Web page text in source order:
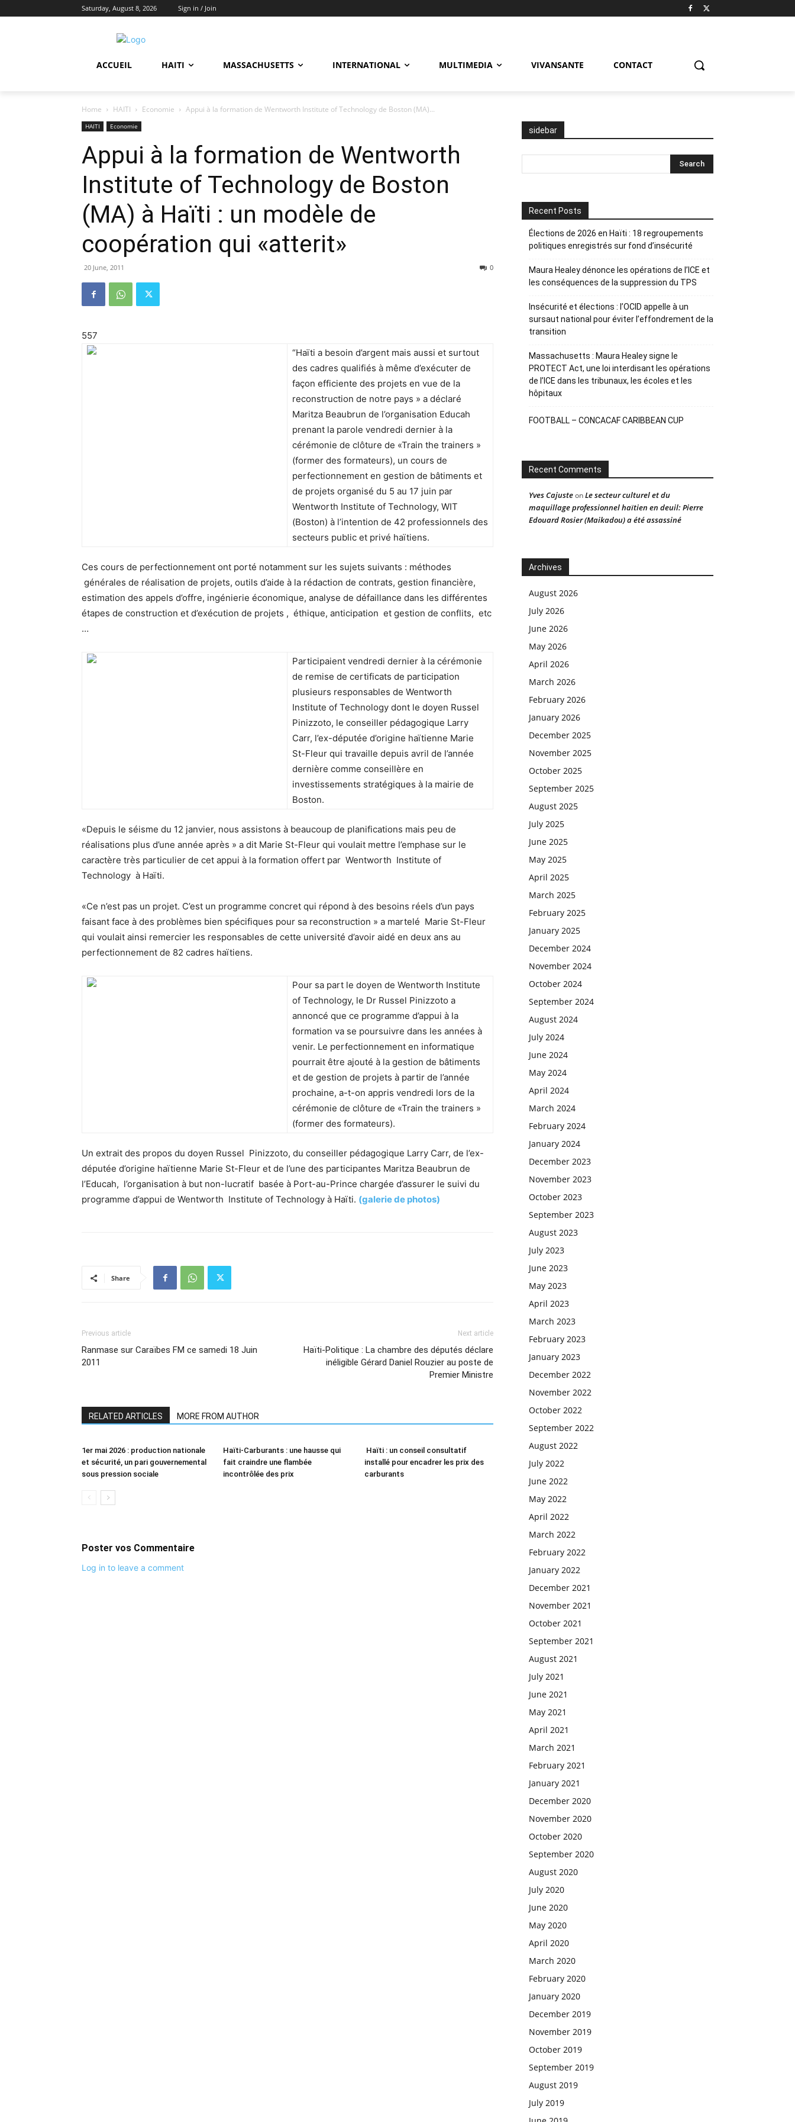
Saturday, August 8, 2026 Sign in / Join
ACCUEIL HAITI MASSACHUSETTS INTERNATIONAL MULTIMEDIA VIVANSANTE CONTACT
Home HAITI Economie Appui à la formation de Wentworth Institute of Technology de Boston (MA)...
HAITI Economie
Appui à la formation de Wentworth
Institute of Technology de Boston
(MA) à Haïti : un modèle de
coopération qui «atterit»
20 June, 2011 0
557
“Haïti a besoin d’argent mais aussi et surtout
des cadres qualifiés à même d’exécuter de
façon efficiente des projets en vue de la
reconstruction de notre pays » a déclaré
Maritza Beaubrun de l’organisation Educah
prenant la parole vendredi dernier à la
cérémonie de clôture de «Train the trainers »
(former des formateurs), un cours de
perfectionnement en gestion de bâtiments et
de projets organisé du 5 au 17 juin par
Wentworth Institute of Technology, WIT
(Boston) à l’intention de 42 professionnels des
secteurs public et privé haïtiens.
Ces cours de perfectionnement ont porté notamment sur les sujets suivants : méthodes
générales de réalisation de projets, outils d’aide à la rédaction de contrats, gestion financière,
estimation des appels d’offre, ingénierie économique, analyse de défaillance dans les différentes
étapes de construction et d’exécution de projets , éthique, anticipation et gestion de conflits, etc
…
Participaient vendredi dernier à la cérémonie
de remise de certificats de participation
plusieurs responsables de Wentworth
Institute of Technology dont le doyen Russel
Pinizzoto, le conseiller pédagogique Larry
Carr, l’ex-députée d’origine haïtienne Marie
St-Fleur qui travaille depuis avril de l’année
dernière comme conseillère en
investissements stratégiques à la mairie de
Boston.
«Depuis le séisme du 12 janvier, nous assistons à beaucoup de planifications mais peu de
réalisations plus d’une année après » a dit Marie St-Fleur qui voulait mettre l’emphase sur le
caractère très particulier de cet appui à la formation offert par Wentworth Institute of
Technology à Haïti.
«Ce n’est pas un projet. C’est un programme concret qui répond à des besoins réels d’un pays
faisant face à des problèmes bien spécifiques pour sa reconstruction » a martelé Marie St-Fleur
qui voulait ainsi remercier les responsables de cette université d’avoir aidé en deux ans au
perfectionnement de 82 cadres haïtiens.
Pour sa part le doyen de Wentworth Institute
of Technology, le Dr Russel Pinizzoto a
annoncé que ce programme d’appui à la
formation va se poursuivre dans les années à
venir. Le perfectionnement en informatique
pourrait être ajouté à la gestion de bâtiments
et de gestion de projets à partir de l’année
prochaine, a-t-on appris vendredi lors de la
cérémonie de clôture de «Train the trainers »
(former des formateurs).
Un extrait des propos du doyen Russel Pinizzoto, du conseiller pédagogique Larry Carr, de l’ex-
députée d’origine haïtienne Marie St-Fleur et de l’une des participantes Maritza Beaubrun de
l’Educah, l’organisation à but non-lucratif basée à Port-au-Prince chargée d’assurer le suivi du
programme d’appui de Wentworth Institute of Technology à Haïti. (galerie de photos)
Share
Previous article
Ranmase sur Caraïbes FM ce samedi 18 Juin
2011
Next article
Haïti-Politique : La chambre des députés déclare
inéligible Gérard Daniel Rouzier au poste de
Premier Ministre
RELATED ARTICLES MORE FROM AUTHOR
1er mai 2026 : production nationale
et sécurité, un pari gouvernemental
sous pression sociale
Haïti-Carburants : une hausse qui
fait craindre une flambée
incontrôlée des prix
Haïti : un conseil consultatif
installé pour encadrer les prix des
carburants
Poster vos Commentaire
Log in to leave a comment
sidebar
Recent Posts
Élections de 2026 en Haïti : 18 regroupements
politiques enregistrés sur fond d’insécurité
Maura Healey dénonce les opérations de l’ICE et
les conséquences de la suppression du TPS
Insécurité et élections : l’OCID appelle à un
sursaut national pour éviter l’effondrement de la
transition
Massachusetts : Maura Healey signe le
PROTECT Act, une loi interdisant les opérations
de l’ICE dans les tribunaux, les écoles et les
hôpitaux
FOOTBALL – CONCACAF CARIBBEAN CUP
Recent Comments
Yves CajusteonLe secteur culturel et du
maquillage professionnel haïtien en deuil: Pierre
Edouard Rosier (Maikadou) a été assassiné
Archives
August 2026
July 2026
June 2026
May 2026
April 2026
March 2026
February 2026
January 2026
December 2025
November 2025
October 2025
September 2025
August 2025
July 2025
June 2025
May 2025
April 2025
March 2025
February 2025
January 2025
December 2024
November 2024
October 2024
September 2024
August 2024
July 2024
June 2024
May 2024
April 2024
March 2024
February 2024
January 2024
December 2023
November 2023
October 2023
September 2023
August 2023
July 2023
June 2023
May 2023
April 2023
March 2023
February 2023
January 2023
December 2022
November 2022
October 2022
September 2022
August 2022
July 2022
June 2022
May 2022
April 2022
March 2022
February 2022
January 2022
December 2021
November 2021
October 2021
September 2021
August 2021
July 2021
June 2021
May 2021
April 2021
March 2021
February 2021
January 2021
December 2020
November 2020
October 2020
September 2020
August 2020
July 2020
June 2020
May 2020
April 2020
March 2020
February 2020
January 2020
December 2019
November 2019
October 2019
September 2019
August 2019
July 2019